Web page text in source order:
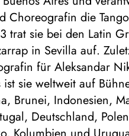
Choreografin die
trat sie bei den Latin
in Sevilla auf.
für Aleksandar
sie weltweit auf
Brunei, Indonesien,
Deutschland,